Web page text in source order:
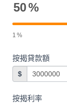
50%
1 %
按揭貸款額
$
按揭利率